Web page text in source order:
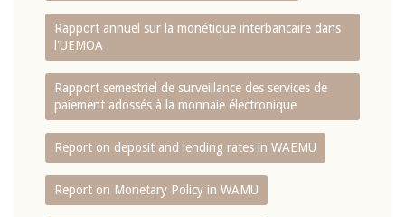
Rapport annuel sur la monétique interbancaire dans
l'UEMOA
Rapport semestriel de surveillance des services de
paiement adossés à la monnaie électronique
Report on deposit and lending rates in WAEMU
Report on Monetary Policy in WAMU